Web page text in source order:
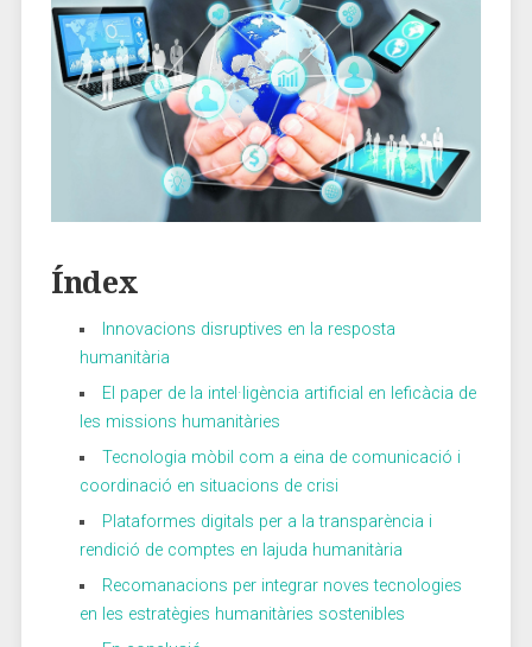
Índex
Innovacions disruptives en la resposta
humanitària
El paper de ‌la intel·ligència ‍artificial en leficàcia de
les missions humanitàries
Tecnologia mòbil com a eina de ⁢comunicació i
‌coordinació en situacions de crisi
Plataformes digitals ⁤per ​a la transparència i
rendició de comptes en lajuda humanitària
Recomanacions per integrar noves tecnologies
en les estratègies humanitàries sostenibles